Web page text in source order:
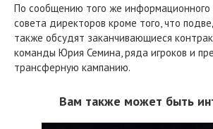
По сообщению того же информационного
совета директоров кроме того, что
также обсудят заканчивающиеся
команды Юрия Семина, ряда игроков и
трансферную кампанию.
Вам также может быть